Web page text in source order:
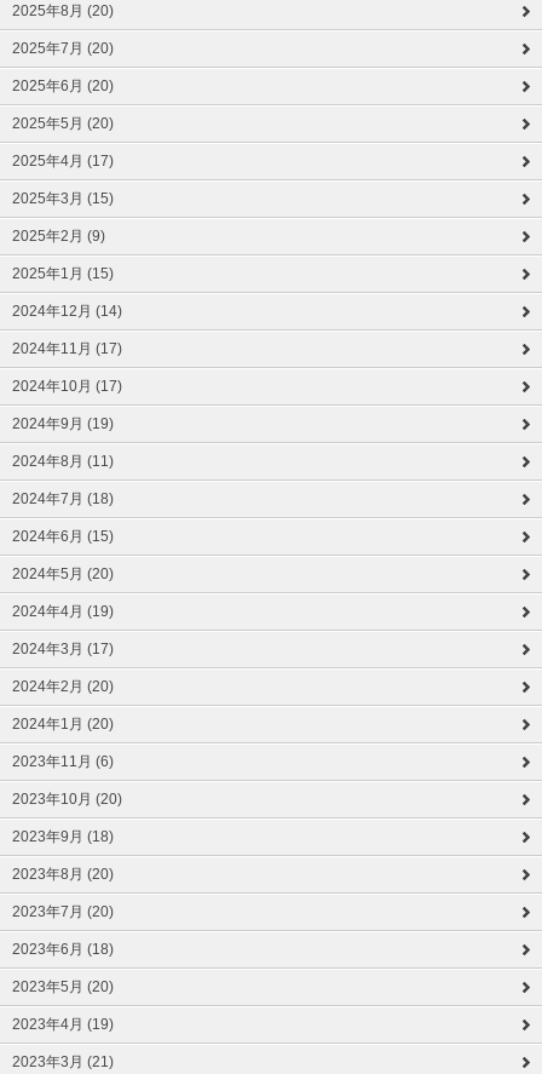
2025年8月 (20)
2025年7月 (20)
2025年6月 (20)
2025年5月 (20)
2025年4月 (17)
2025年3月 (15)
2025年2月 (9)
2025年1月 (15)
2024年12月 (14)
2024年11月 (17)
2024年10月 (17)
2024年9月 (19)
2024年8月 (11)
2024年7月 (18)
2024年6月 (15)
2024年5月 (20)
2024年4月 (19)
2024年3月 (17)
2024年2月 (20)
2024年1月 (20)
2023年11月 (6)
2023年10月 (20)
2023年9月 (18)
2023年8月 (20)
2023年7月 (20)
2023年6月 (18)
2023年5月 (20)
2023年4月 (19)
2023年3月 (21)